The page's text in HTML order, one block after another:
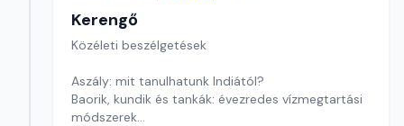
Kerengő
Közéleti beszélgetések
Aszály: mit tanulhatunk Indiától?
Baorik, kundik és tankák: évezredes vízmegtartási
módszerek